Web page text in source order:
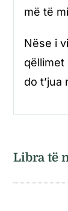
më të
Nëse i
qëllimet
do
Libra të